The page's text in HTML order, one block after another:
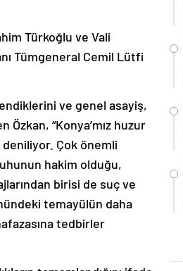
Türkoğlu ve Vali
Tümgeneral Cemil Lütfi
ve genel asayiş,
“Konya’mız huzur
Çok önemli
hakim olduğu,
birisi de suç ve
temayülün daha
tedbirler